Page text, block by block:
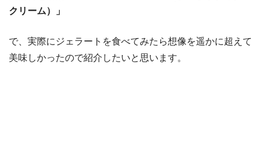
クリーム）」
で、実際にジェラートを食べてみたら想像を遥かに超えて
美味しかったので紹介したいと思います。